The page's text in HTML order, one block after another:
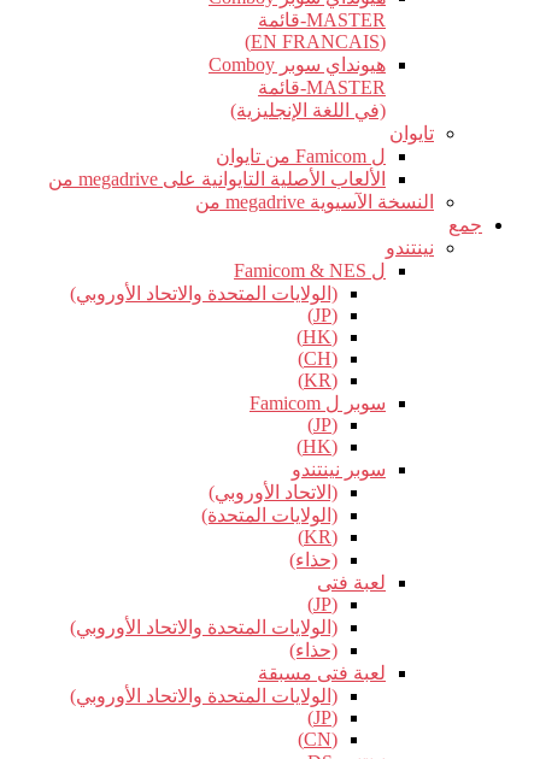
MASTER-قائمة
(EN FRANCAIS)
هيونداي سوبر Comboy
MASTER-قائمة
(في اللغة الإنجليزية)
تايوان
ل Famicom من تايوان
الألعاب الأصلية التايوانية على megadrive من
النسخة الآسيوية megadrive من
جمع
نينتندو
ل Famicom & NES
(الولايات المتحدة والاتحاد الأوروبي)
(JP)
(HK)
(CH)
(KR)
سوبر ل Famicom
(JP)
(HK)
سوبر نينتندو
(الاتحاد الأوروبي)
(الولايات المتحدة)
(KR)
(حذاء)
لعبة فتى
(JP)
(الولايات المتحدة والاتحاد الأوروبي)
(حذاء)
لعبة فتى مسبقة
(الولايات المتحدة والاتحاد الأوروبي)
(JP)
(CN)